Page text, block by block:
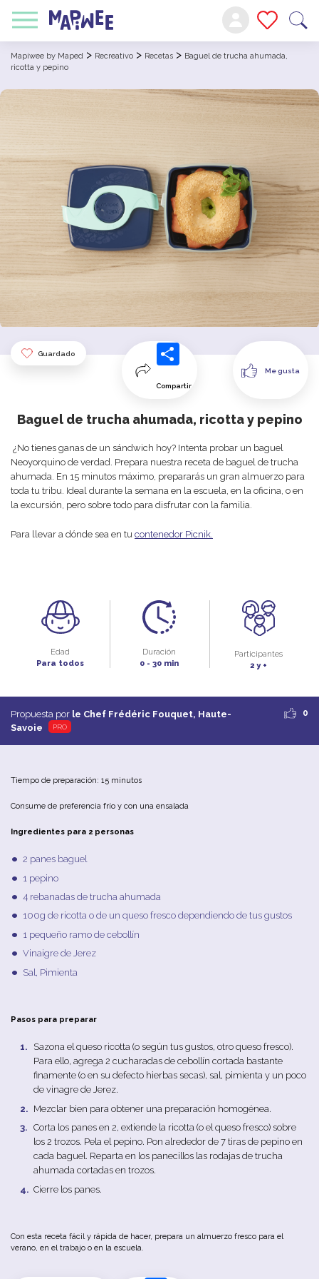
Mapiwee by Maped > Recreativo > Recetas > Baguel de trucha ahumada,
ricotta y pepino
Guardado
Compartir
Me gusta
Baguel de trucha ahumada, ricotta y pepino
¿ No tienes ganas de un sándwich hoy? Intenta probar un baguel
Neoyorquino de verdad. Prepara nuestra receta de baguel de trucha
ahumada. En 15 minutos máximo, prepararás un gran almuerzo para
toda tu tribu. Ideal durante la semana en la escuela, en la oficina, o en
la excursión, pero sobre todo para disfrutar con la familia.
Para llevar a dónde sea en tu contenedor Picnik.
Edad
Para todos
Duración
0 - 30 min
Participantes
2 y +
Propuesta por le Chef Frédéric Fouquet, Haute-
Savoie
PRO
0
Tiempo de preparación: 15 minutos
Consume de preferencia frío y con una ensalada
Ingredientes para 2 personas
2 panes baguel
1 pepino
4 rebanadas de trucha ahumada
100g de ricotta o de un queso fresco dependiendo de tus gustos
1 pequeño ramo de cebollín
Vinaigre de Jerez
Sal, Pimienta
Pasos para preparar
Sazona elqueso ricotta (o según tus gustos, otro queso fresco).
Para ello, agrega 2 cucharadas de cebollín cortada bastante
finamente (o en su defecto hierbas secas), sal, pimienta y un poco
de vinagre de Jerez.
Mezclar bien para obtener una preparación homogénea
Corta los panes en 2, extiende la ricotta (o el queso fresco) sobre
los 2 trozos. Pela el pepino. Pon alrededor de 7 tiras de pepino en
cada baguel. Reparta en los panecillos las rodajas de trucha
ahumada cortadas en trozos.
Cierre los panes.
Con esta receta fácil y rápida de hacer, prepara un almuerzo fresco para el
verano, en el trabajo o en la escuela.